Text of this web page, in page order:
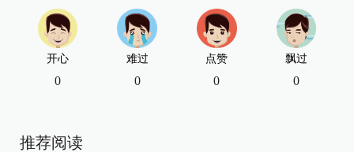
开心
0
难过
0
点赞
0
飘过
0
推荐阅读